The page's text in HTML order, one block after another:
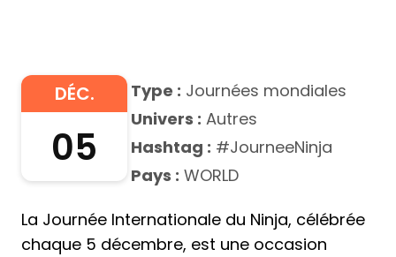
DÉC.
05
Type : Journées mondiales
Univers : Autres
Hashtag : #JourneeNinja
Pays : WORLD
La Journée Internationale du Ninja, célébrée
chaque 5 décembre, est une occasion